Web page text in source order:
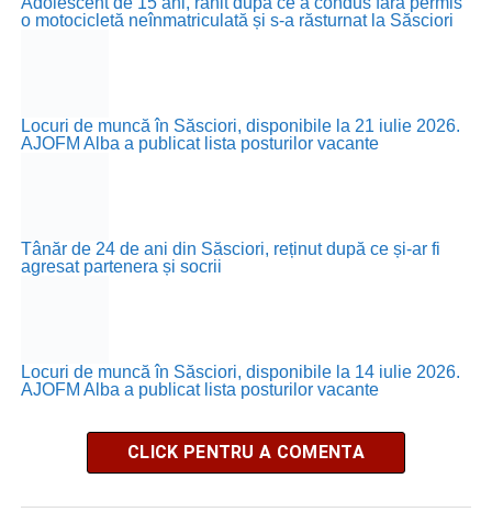
o motocicletă neînmatriculată și s-a răsturnat la Săsciori
Locuri de muncă în Săsciori, disponibile la 21 iulie 2026.
AJOFM Alba a publicat lista posturilor vacante
Tânăr de 24 de ani din Săsciori, reținut după ce și-ar fi
agresat partenera și socrii
Locuri de muncă în Săsciori, disponibile la 14 iulie 2026.
AJOFM Alba a publicat lista posturilor vacante
CLICK PENTRU A COMENTA